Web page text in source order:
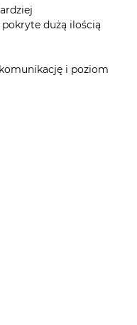
dużą ilością
i poziom